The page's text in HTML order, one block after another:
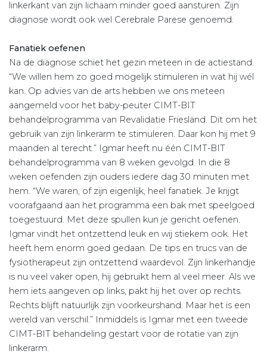
linkerkant van zijn lichaam minder goed aansturen. Zijn
diagnose wordt ook wel Cerebrale Parese genoemd.
Fanatiek oefenen
Na de diagnose schiet het gezin meteen in de actiestand.
“We willen hem zo goed mogelijk stimuleren in wat hij wél
kan. Op advies van de arts hebben we ons meteen
aangemeld voor het baby-peuter CIMT-BIT
behandelprogramma van Revalidatie Friesland. Dit om het
gebruik van zijn linkerarm te stimuleren. Daar kon hij met 9
maanden al terecht.” Igmar heeft nu één CIMT-BIT
behandelprogramma van 8 weken gevolgd. In die 8
weken oefenden zijn ouders iedere dag 30 minuten met
hem. “We waren, of zijn eigenlijk, heel fanatiek. Je krijgt
voorafgaand aan het programma een bak met speelgoed
toegestuurd. Met deze spullen kun je gericht oefenen.
Igmar vindt het ontzettend leuk en wij stiekem ook. Het
heeft hem enorm goed gedaan. De tips en trucs van de
fysiotherapeut zijn ontzettend waardevol. Zijn linkerhandje
is nu veel vaker open, hij gebruikt hem al veel meer. Als we
hem iets aangeven op links, pakt hij het over op rechts.
Rechts blijft natuurlijk zijn voorkeurshand. Maar het is een
wereld van verschil.” Inmiddels is Igmar met een tweede
CIMT-BIT behandeling gestart voor de rotatie van zijn
linkerarm.